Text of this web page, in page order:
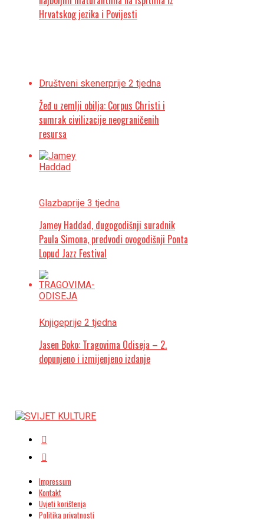
Hrvatskog jezika i Povijesti
Društveni skenerprije 2 tjedna
Žeđ u zemlji obilja: Corpus Christi i
sumrak civilizacije neograničenih
resursa
Glazbaprije 3 tjedna
Jamey Haddad, dugogodišnji suradnik
Paula Simona, predvodi ovogodišnji Ponta
Lopud Jazz Festival
Knjigeprije 2 tjedna
Jasen Boko: Tragovima Odiseja – 2.
dopunjeno i izmijenjeno izdanje
Impressum
Kontakt
Uvjeti korištenja
Politika privatnosti